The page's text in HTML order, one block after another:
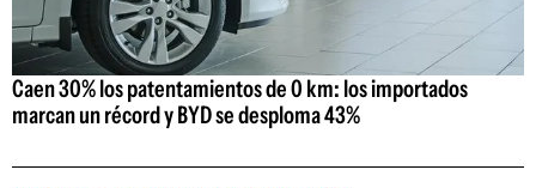
Caen 30% los patentamientos de 0 km: los importados
marcan un récord y BYD se desploma 43%